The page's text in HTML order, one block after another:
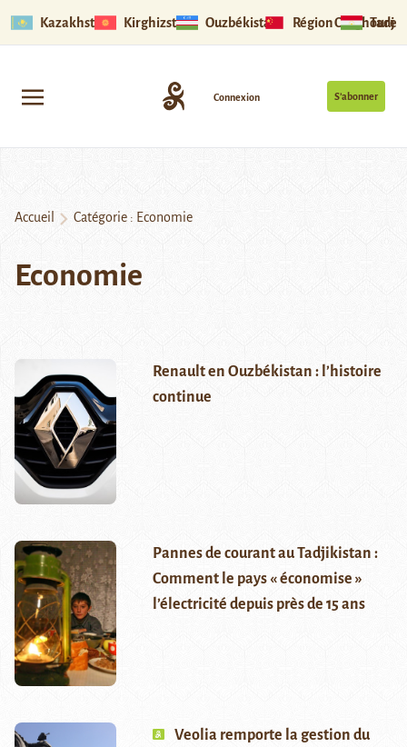
Kazakhstan Kirghizstan Ouzbékistan Région Ouïghoure
S’abonner
Connexion
Accueil Catégorie : Economie
Economie
Renault en Ouzbékistan : l’histoire
continue
Pannes de courant au Tadjikistan :
Comment le pays « économise »
l’électricité depuis près de 15 ans
Veolia remporte la gestion du